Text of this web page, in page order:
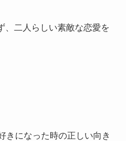
、二人らしい素敵な恋愛を
きになった時の正しい向き